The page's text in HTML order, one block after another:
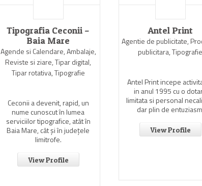
Tipografia Ceconii –
Baia Mare
Agende si Calendare, Ambalaje,
Reviste si ziare, Tipar digital,
Tipar rotativa, Tipografie
Ceconii a devenit, rapid, un
nume cunoscut în lumea
serviciilor tipografice, atât în
Baia Mare, cât şi în judeţele
limitrofe.
View Profile
Antel Print
Agentie de publicitate,
publicitara, Tipografie
Antel Print incepe
in anul 1995 cu o
limitata si personal
dar plin de
View Profile